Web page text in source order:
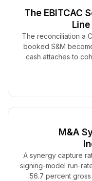
The EBITCAC
The reconciliation a
booked S&M
cash attaches to
M&A
A synergy capture
signing-model run-
56.7 percent gross